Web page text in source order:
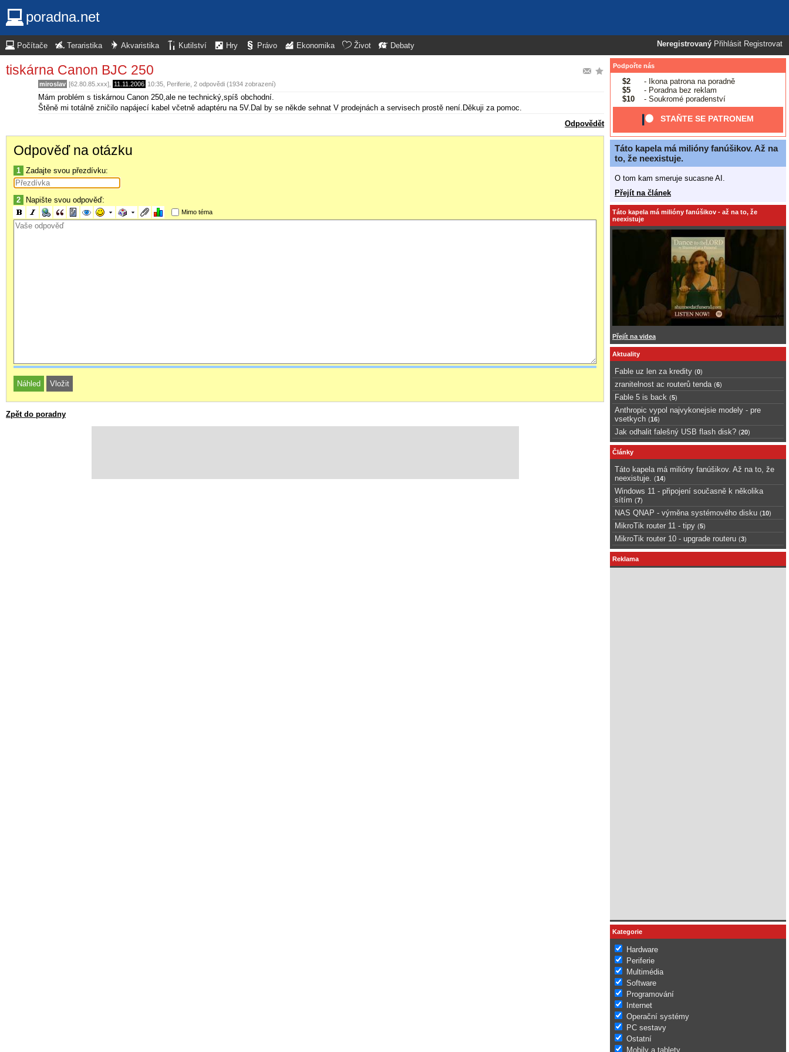
poradna.net
Neregistrovaný Přihlásit Registrovat
Počítače Teraristika Akvaristika Kutilství Hry Právo Ekonomika Život Debaty
tiskárna Canon BJC 250
miroslav [62.80.85.xxx], 11.11.2006 10:35 Periferie , 2 odpovědi (1934 zobrazení)
Mám problém s tiskárnou Canon 250,ale ne technický,spíš obchodní.
Štěně mi totálně zničilo napájecí kabel včetně adaptéru na 5V.Dal by se někde sehnat V prodejnách a servisech prostě není.Děkuji za pomoc.
Odpovědět
Odpověď na otázku
1 Zadajte svou přezdívku:
2 Napište svou odpověď:
Mimo téma
Zpět do poradny
Podpořte nás
$2
- Ikona patrona na poradně
$5
- Poradna bez reklam
$10
- Soukromé poradenství
STAŇTE SE PATRONEM
Táto kapela má milióny fanúšikov. Až na
to, že neexistuje.
O tom kam smeruje sucasne AI.
Přejít na článek
Táto kapela má milióny fanúšikov - až na to, že
neexistuje
Přejít na videa
Aktuality
Fable uz len za kredity (0)
zranitelnost ac routerů tenda (6)
Fable 5 is back (5)
Anthropic vypol najvykonejsie modely - pre
vsetkych (16)
Jak odhalit falešný USB flash disk? (20)
Články
Táto kapela má milióny fanúšikov. Až na to, že
neexistuje.
(14)
Windows 11 - připojení současně k několika
sítím (7)
NAS QNAP - výměna systémového disku (10)
MikroTik router 11 - tipy (5)
MikroTik router 10 - upgrade routeru (3)
Reklama
Kategorie
Hardware
Periferie
Multimédia
Software
Programování
Internet
Operační systémy
PC sestavy
Ostatní
Mobily a tablety